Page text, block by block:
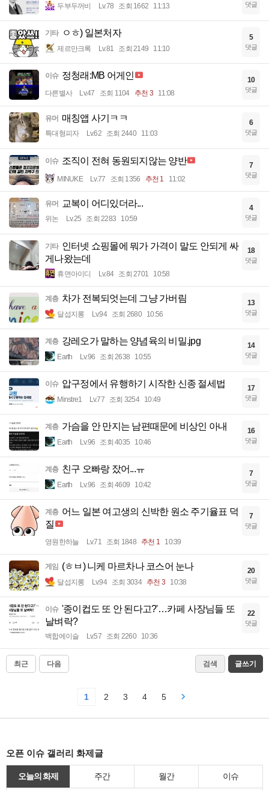
두부두꺼비 Lv.78 조회 1662 11:13 댓글
기타 ㅇㅎ) 일본처자
제르만크록 Lv.81 조회 2149 11:10
5
댓글
이슈 정청래:MB 어게인
다른별사 Lv.47 조회 1104 추천 3 11:08
10
댓글
유머 매칭앱 사기ㅋㅋ
특대형피자 Lv.62 조회 2440 11:03
6
댓글
이슈 조직이 전혀 동원되지않는 양반
MINUKE Lv.77 조회 1356 추천 1 11:02
7
댓글
유머 교복이 어디있더라...
위논 Lv.25 조회 2283 10:59
4
댓글
기타 인터넷 쇼핑몰에 뭐가 가격이 말도 안되게 싸
게나왔는데
휴면아이디 Lv.84 조회 2701 10:58
18
댓글
계층 차가 전복되엇는데 그냥 가버림
달섭지롱 Lv.94 조회 2680 10:56
13
댓글
계층 강레오가 말하는 양념육의 비밀.jpg
Earth Lv.96 조회 2638 10:55
14
댓글
이슈 압구정에서 유행하기 시작한 신종 절세법
Minstre1 Lv.77 조회 3254 10:49
17
댓글
계층 가슴을 안 만지는 남편때문에 비상인 아내
Earth Lv.96 조회 4035 10:46
16
댓글
계층 친구 오빠랑 잤어...ㅠ
Earth Lv.96 조회 4609 10:42
7
댓글
계층 어느 일본 여고생의 신박한 원소 주기율표 덕
질
영원한하늘 Lv.71 조회 1848 추천 1 10:39
7
댓글
게임 (ㅎㅂ) 니케 마르차나 코스어 눈나
달섭지롱 Lv.94 조회 3034 추천 3 10:38
20
댓글
이슈 '종이컵도 또 안 된다고?'…카페 사장님들 또
날벼락?
백합에이슬 Lv.57 조회 2260 10:36
22
댓글
최근 다음 검색 글쓰기
1 2 3 4 5
오픈 이슈 갤러리 화제글
오늘의 화제 주간 월간 이슈